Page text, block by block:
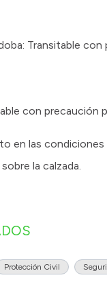
Transitable
con precaución
en las
la calzada.
Protección Civil